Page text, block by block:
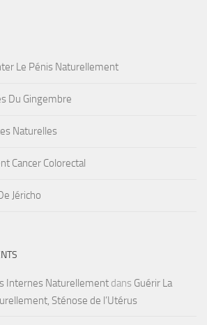
Le Pénis Naturellement
Du Gingembre
Naturelles
Cancer Colorectal
Jéricho
Internes Naturellement dans Guérir La
Sténose de l’Utérus